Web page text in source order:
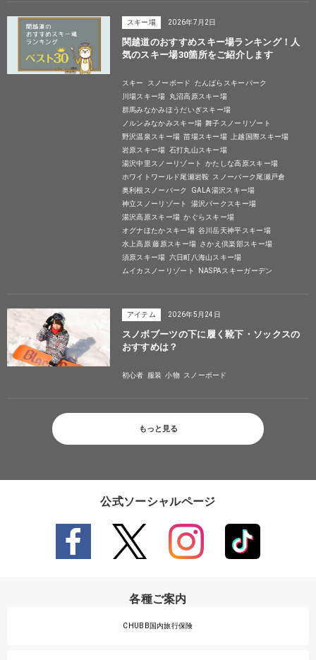
スキー場 2026年7月2日
関越道のおすすめスキー場ランキング！人
気のスキー場30箇所をご紹介します
スキー スノーボード
たんばらスキーパーク
川場スキー場
丸沼高原スキー場
群馬みなかみほうだいぎスキー場
ノルンみなかみスキー場 舞子スノーリゾート
野沢温泉スキー場 苗場スキー場 上越国際スキー場
岩原スキー場 石打丸山スキー場
湯沢中里スノーリゾート
かたしな高原スキー場
ホワイトワールド尾瀬岩鞍 スノーパーク尾瀬戸倉
奥利根スノーパーク
GALA湯沢スキー場
神立スノーリゾート
湯沢パークスキー場
湯沢高原スキー場 かぐらスキー場
オグナほたかスキー場 谷川岳天神平スキー場
水上高原 藤原スキー場 さかえ倶楽部スキー場
須原スキー場 六日町八海山スキー場
ムイカスノーリゾート
NASPAスキーガーデン
アイテム 2026年5月24日
スノボブーツの下に履く靴下・ソックスの
おすすめは？
初心者 服装 小物 スノーボード
もっと見る
公式ソーシャルページ
各種ご案内
CHUBB国内旅行保険